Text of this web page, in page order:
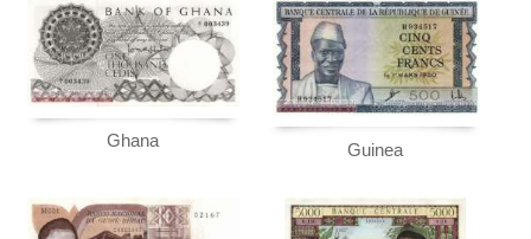
Sierra Leone
Somalia
Somaliland
St. Helena
Sudan
Ghana Guinea